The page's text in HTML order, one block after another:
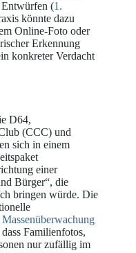
(1.
könnte dazu
Online-Foto oder
Erkennung
konkreter Verdacht
D64,
(CCC) und
sich in einem
einer
Bürger“, die
bringen würde. Die
Massenüberwachung
Familienfotos,
nur zufällig im